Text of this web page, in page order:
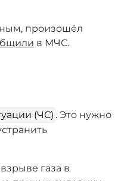
произошёл
в МЧС.
(ЧС) . Это нужно
газа в